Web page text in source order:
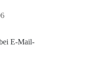
E-Mail-